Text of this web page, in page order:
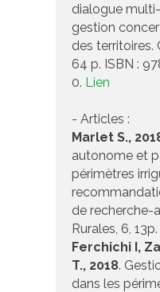
dialogue
gestion
des territoires.
64 p. ISBN :
0. Lien
- Articles :
Marlet S.,
autonome et
périmètres
de recherche-
Rurales, 6, 13p.
Ferchichi I,
T., 2018.
dans les